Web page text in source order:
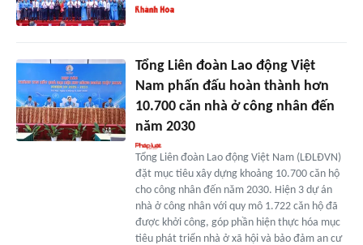
Tổng Liên đoàn Lao động Việt
Nam phấn đấu hoàn thành hơn
10.700 căn nhà ở công nhân đến
năm 2030
Tổng Liên đoàn Lao động Việt Nam (LĐLĐVN)
đặt mục tiêu xây dựng khoảng 10.700 căn hộ
cho công nhân đến năm 2030. Hiện 3 dự án
nhà ở công nhân với quy mô 1.722 căn hộ đã
được khởi công, góp phần hiện thực hóa mục
tiêu phát triển nhà ở xã hội và bảo đảm an cư